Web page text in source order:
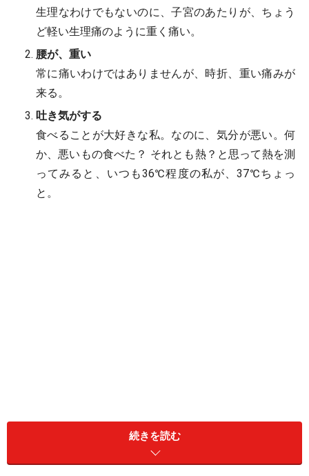
生理なわけでもないのに、子宮のあたりが、ちょう
ど軽い生理痛のように重く痛い。
腰が、重い
常に痛いわけではありませんが、時折、重い痛みが
来る。
吐き気がする
食べることが大好きな私。なのに、気分が悪い。何
か、悪いもの食べた？ それとも熱？と思って熱を測
ってみると、いつも36℃程度の私が、37℃ちょっ
と。
毎日、検温してみると、いつも37度ちょっと……。
ここまでくると、これはおかしいな??と。
続きを読む